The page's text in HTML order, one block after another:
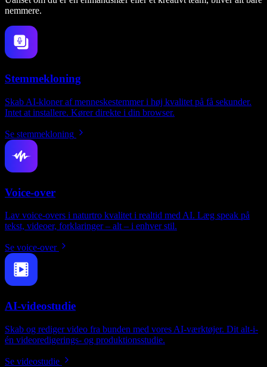
nemmere.
Stemmekloning
Skab AI-kloner af menneskestemmer i høj kvalitet på få sekunder.
Intet at installere. Kører direkte i din browser.
Se stemmekloning
Voice-over
Lav voice-overs i naturtro kvalitet i realtid med AI. Læg speak på
tekst, videoer, forklaringer – alt – i enhver stil.
Se voice-over
AI-videostudie
Skab og rediger video fra bunden med vores AI-værktøjer. Dit alt-i-
én videoredigerings- og produktionsstudie.
Se videostudie